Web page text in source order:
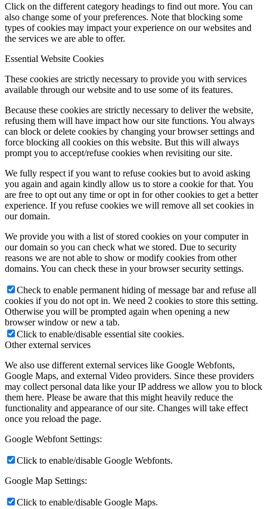
Click on the different category headings to find out more. You can
also change some of your preferences. Note that blocking some
types of cookies may impact your experience on our websites and
the services we are able to offer.
Essential Website Cookies
These cookies are strictly necessary to provide you with services
available through our website and to use some of its features.
Because these cookies are strictly necessary to deliver the website,
refusing them will have impact how our site functions. You always
can block or delete cookies by changing your browser settings and
force blocking all cookies on this website. But this will always
prompt you to accept/refuse cookies when revisiting our site.
We fully respect if you want to refuse cookies but to avoid asking
you again and again kindly allow us to store a cookie for that. You
are free to opt out any time or opt in for other cookies to get a better
experience. If you refuse cookies we will remove all set cookies in
our domain.
We provide you with a list of stored cookies on your computer in
our domain so you can check what we stored. Due to security
reasons we are not able to show or modify cookies from other
domains. You can check these in your browser security settings.
Check to enable permanent hiding of message bar and refuse all
cookies if you do not opt in. We need 2 cookies to store this setting.
Otherwise you will be prompted again when opening a new
browser window or new a tab.
Click to enable/disable essential site cookies.
Other external services
We also use different external services like Google Webfonts,
Google Maps, and external Video providers. Since these providers
may collect personal data like your IP address we allow you to block
them here. Please be aware that this might heavily reduce the
functionality and appearance of our site. Changes will take effect
once you reload the page.
Google Webfont Settings:
Click to enable/disable Google Webfonts.
Google Map Settings:
Click to enable/disable Google Maps.